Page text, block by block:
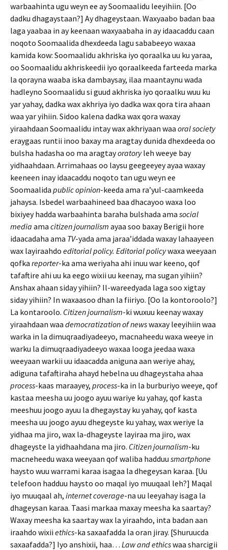
warbaahinta ugu weyn ee ay Soomaalidu leeyihiin. [Oo
dadku dhagaystaan?] Ay dhageystaan. Waxyaabo badan baa
laga yaabaa in ay keenaan waxyaabaha in ay idaacaddu caan
noqoto Soomaalida dhexdeeda lagu sababeeyo waxaa
kamida kow: Soomaalidu akhriska iyo qoraalka uu ku yaraa,
oo Soomaalidu akhriskeedii iyo qoraalkeeda farteeda marka
la qorayna waaba iska dambaysay, ilaa maantaynu wada
hadleyno Soomaalidu si guud akhriska iyo qoraalku wuu ku
yar yahay, dadka wax akhriya iyo dadka wax qora tira ahaan
waa yar yihiin. Sidoo kalena dadka wax qora waxay
yiraahdaan Soomaalidu intay wax akhriyaan waa oral society
eraygaas runtii inoo baxay ma aragtay dunida dhexdeeda oo
bulsha hadasha oo ma aragtayoratoryleh weeye bay
yidhaahdaan. Arrimahaas oo laysu geegeeyey ayaa waxay
keeneen inay idaacaddu noqoto tan ugu weyn ee
Soomaalida public opinion-keeda ama ra’yul-caamkeeda
jahaysa. Isbedel warbaahineed baa dhacayoo waxa loo
bixiyey hadda warbaahinta baraha bulshada ama social
media ama citizen journalism ayaa soo baxay Berigii hore
idaacadaha ama TV-yada ama jaraa’iddada waxay lahaayeen
wax layiraahdo editorialpolicy. Editorial policywaxa weeyaan
qofka reporter-ka ama weriyaha ahi inuu war keeno, qof
tafaftire ahi uu ka eego wixii uu keenay, ma sugan yihiin?
Anshax ahaan siday yihiin? Il-wareedyada laga soo xigtay
siday yihiin? In waxaasoo dhan la fiiriyo. [Oo la kontoroolo?]
La kontaroolo. Citizen journalism-ki wuxuu keenay waxay
yiraahdaan waa democratization of newswaxay leeyihiin waa
warka in la dimuqraadiyadeeyo, macnaheedu waxa weeye in
warku la dimuqraadiyadeeyo waxaa looga jeedaa waxa
weeyaan warkii uu idaacadda aniguna aan weriye ahay,
adiguna tafaftiraha ahayd hebelna uu dhageystaha ahaa
process-kaas maraayey, process-ka in la burburiyo weeye, qof
kastaa meesha uu joogo ayuu wariye ku yahay, qof kasta
meeshuu joogo ayuu la dhegaystay ku yahay, qof kasta
meesha uu joogo ayuu dhegeyste ku yahay, wax weriye la
yidhaa ma jiro, wax la-dhageyste layiraa ma jiro, wax
dhageyste la yidhaahdana ma jiro. Citizen journalism-ku
macneheedu waxa weeyaan qof waliba hadduu smartphone
haysto wuu warrami karaa isagaa la dhegeysan karaa. [Uu
telefoon hadduu haysto oo maqal iyo muuqaal leh?] Maqal
iyo muuqaal ah, internet coverage-na uu leeyahay isaga la
dhageysan karaa. Taasi markaa maxay meesha ka saartay?
Waxay meesha ka saartay wax la yiraahdo, inta badan aan
iraahdo wixii ethics-ka saxaafadda la oran jiray. [Shuruucda
saxaafadda?] Iyo anshixii, haa… Law and ethicswaa sharcigii